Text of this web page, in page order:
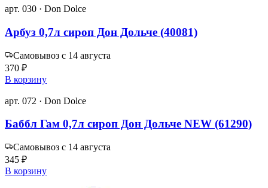
арт. 030 · Don Dolce
Арбуз 0,7л сироп Дон Дольче (40081)
Самовывоз с 14 августа
370 ₽
В корзину
арт. 072 · Don Dolce
Баббл Гам 0,7л сироп Дон Дольче NEW (61290)
Самовывоз с 14 августа
345 ₽
В корзину